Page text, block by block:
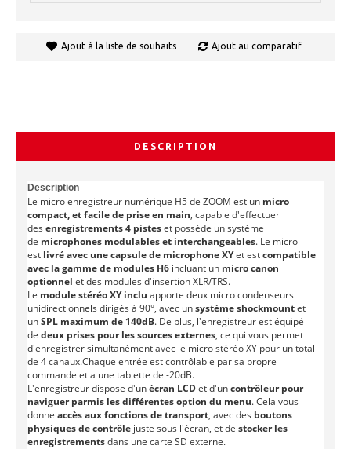
Ajout à la liste de souhaits Ajout au comparatif
DESCRIPTION
Description
Le micro enregistreur numérique H5 de ZOOM est un micro
compact, et facile de prise en main, capable d'effectuer
des enregistrements 4 pisteset possède un système
de microphones modulables et interchangeables. Le micro
est livré avec une capsule de microphone XYet estcompatible
avec la gamme de modules H6 incluant un micro canon
optionnel et des modules d'insertion XLR/TRS.
Le module stéréo XY inclu apporte deux micro condenseurs
unidirectionnels dirigés à 90°, avec unsystème shockmountet
unSPL maximum de 140dB. De plus, l'enregistreur est équipé
de deux prises pour les sources externes, ce qui vous permet
d'enregistrer simultanément avec le micro stéréo XY pour un total
de 4 canaux.Chaque entrée est contrôlable par sa propre
commande et a une tablette de -20dB.
L'enregistreur dispose d'unécran LCDet d'uncontrôleur pour
naviguer parmis les différentes option du menu. Cela vous
donne accès aux fonctions de transport, avec des boutons
physiques de contrôle juste sous l'écran, et de stocker les
enregistrementsdans une carte SD externe.